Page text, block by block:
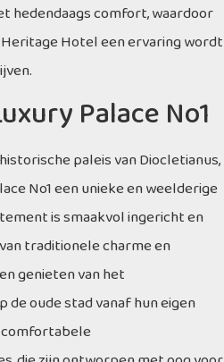
hedendaags comfort, waardoor
Hotel een ervaring wordt
Palace No1
paleis van Diocletianus,
No1 een unieke en weelderige
is smaakvol ingericht en
traditionele charme en
genieten van het
oude stad vanaf hun eigen